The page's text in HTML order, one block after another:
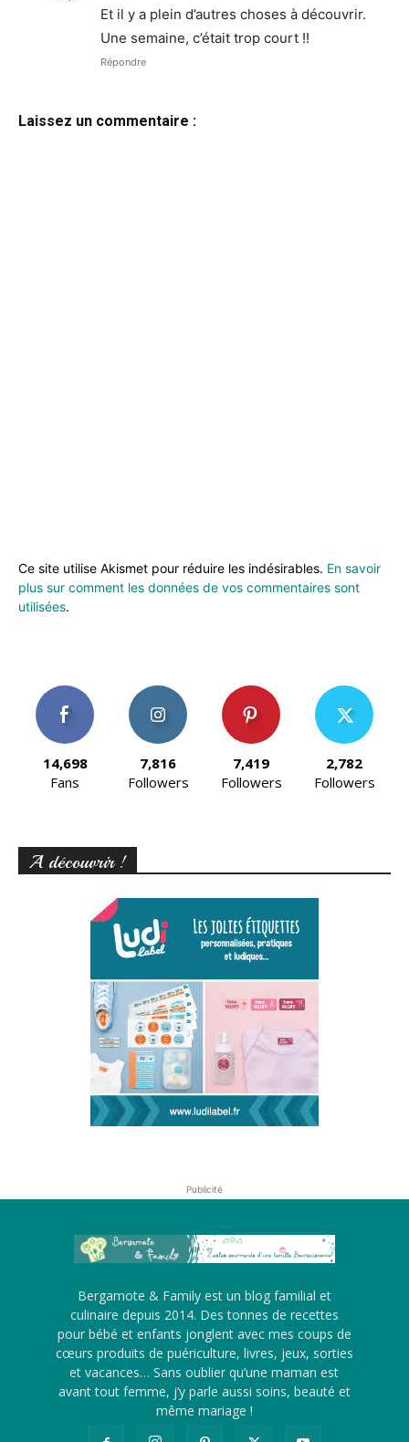
Et il y a plein d’autres choses à découvrir.
Une semaine, c’était trop court !!
Répondre
Laissez un commentaire :
Ce site utilise Akismet pour réduire les indésirables. En savoir
plus sur comment les données de vos commentaires sont
utilisées.
14,698
Fans
7,816
Followers
7,419
Followers
2,782
Followers
A découvrir !
Publicité
Bergamote & Family est un blog familial et
culinaire depuis 2014. Des tonnes de recettes
pour bébé et enfants jonglent avec mes coups de
cœurs produits de puériculture, livres, jeux, sorties
et vacances… Sans oublier qu’une maman est
avant tout femme, j’y parle aussi soins, beauté et
même mariage !